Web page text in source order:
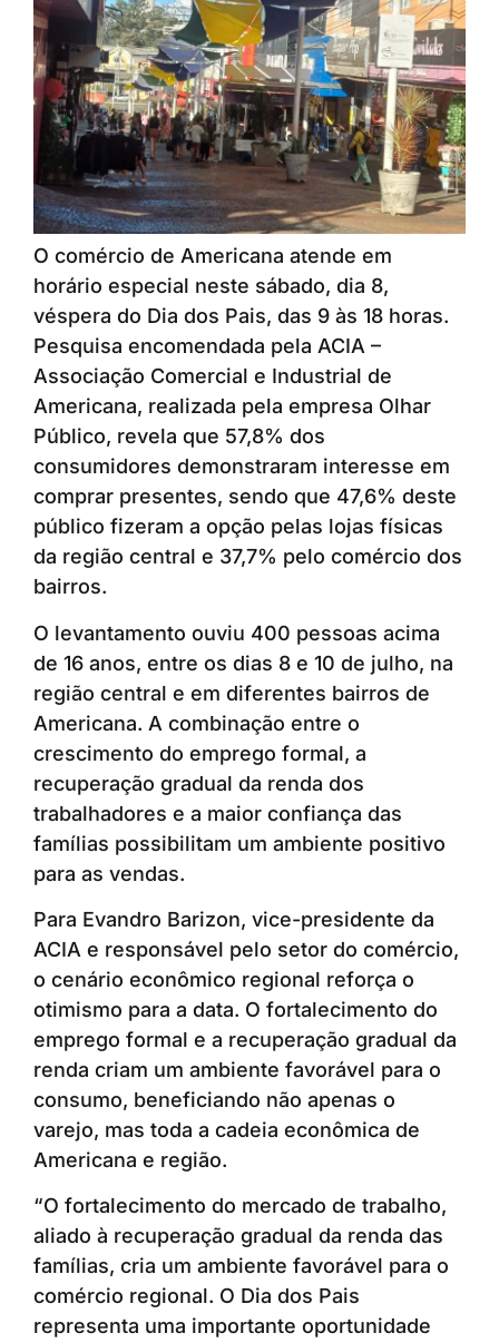
O comércio de Americana atende em
horário especial neste sábado, dia 8,
véspera do Dia dos Pais, das 9 às 18 horas.
Pesquisa encomendada pela ACIA –
Associação Comercial e Industrial de
Americana, realizada pela empresa Olhar
Público, revela que 57,8% dos
consumidores demonstraram interesse em
comprar presentes, sendo que 47,6% deste
público fizeram a opção pelas lojas físicas
da região central e 37,7% pelo comércio dos
bairros.
O levantamento ouviu 400 pessoas acima
de 16 anos, entre os dias 8 e 10 de julho, na
região central e em diferentes bairros de
Americana. A combinação entre o
crescimento do emprego formal, a
recuperação gradual da renda dos
trabalhadores e a maior confiança das
famílias possibilitam um ambiente positivo
para as vendas.
Para Evandro Barizon, vice-presidente da
ACIA e responsável pelo setor do comércio,
o cenário econômico regional reforça o
otimismo para a data. O fortalecimento do
emprego formal e a recuperação gradual da
renda criam um ambiente favorável para o
consumo, beneficiando não apenas o
varejo, mas toda a cadeia econômica de
Americana e região.
“O fortalecimento do mercado de trabalho,
aliado à recuperação gradual da renda das
famílias, cria um ambiente favorável para o
comércio regional. O Dia dos Pais
representa uma importante oportunidade